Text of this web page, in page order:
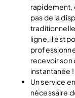
rapidement,
pas de la
ligne, il est
recevoir
instantanée !
Un service
nécessaire